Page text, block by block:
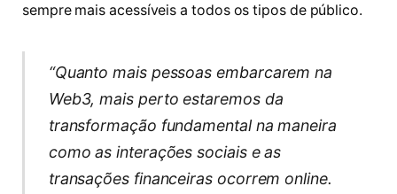
sempre mais acessíveis a todos os tipos de público.
“Quanto mais pessoas embarcarem na
Web3, mais perto estaremos da
transformação fundamental na maneira
como as interações sociais e as
transações financeiras ocorrem online.